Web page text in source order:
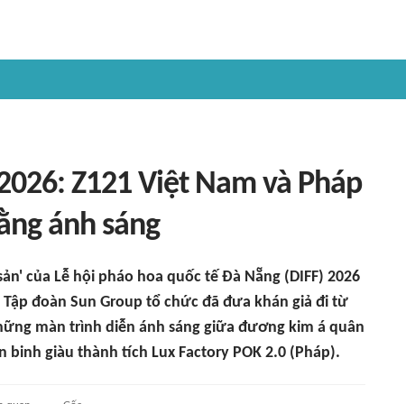
Z121 Việt Nam và Pháp
ánh sáng
của Lễ hội pháo hoa quốc tế Đà Nẵng (DIFF) 2026
đoàn Sun Group tổ chức đã đưa khán giả đi từ
màn trình diễn ánh sáng giữa đương kim á quân
binh giàu thành tích Lux Factory POK 2.0 (Pháp).